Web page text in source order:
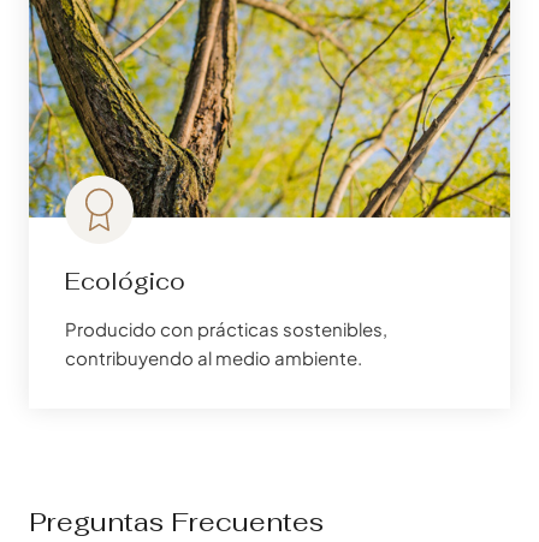
Ecológico
Producido con prácticas sostenibles,
contribuyendo al medio ambiente.
Preguntas Frecuentes